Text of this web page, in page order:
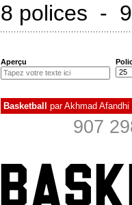
8 polices -
Aperçu
Basketball parAkhmad Afandhi
907